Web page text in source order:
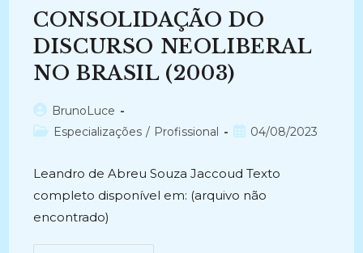
JOGOS
COOPERATIVOS
ON-
LINE:
Monitoramento
Avaliação
Do
Sítio
Escravidão,
Pós-
(2018)
CONSOLIDAÇÃO DO
DISCURSO NEOLIBERAL
NO BRASIL (2003)
Autor
do
BrunoLuce
Categoria
Especializações / Profissional
Post04/08/2023
Leandro de Abreu Souza Jaccoud Texto
completo disponível em: (arquivo não
encontrado)